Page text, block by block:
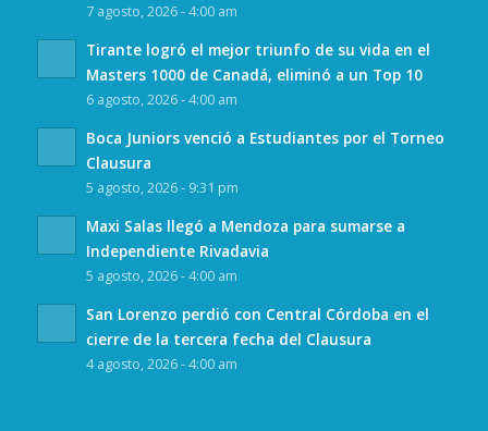
7 agosto, 2026 - 4:00 am
Tirante logró el mejor triunfo de su vida en el
Masters 1000 de Canadá, eliminó a un Top 10
6 agosto, 2026 - 4:00 am
Boca Juniors venció a Estudiantes por el Torneo
Clausura
5 agosto, 2026 - 9:31 pm
Maxi Salas llegó a Mendoza para sumarse a
Independiente Rivadavia
5 agosto, 2026 - 4:00 am
San Lorenzo perdió con Central Córdoba en el
cierre de la tercera fecha del Clausura
4 agosto, 2026 - 4:00 am